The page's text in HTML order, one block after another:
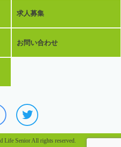
求人募集
お問い合わせ
Life Senior All rights reserved.